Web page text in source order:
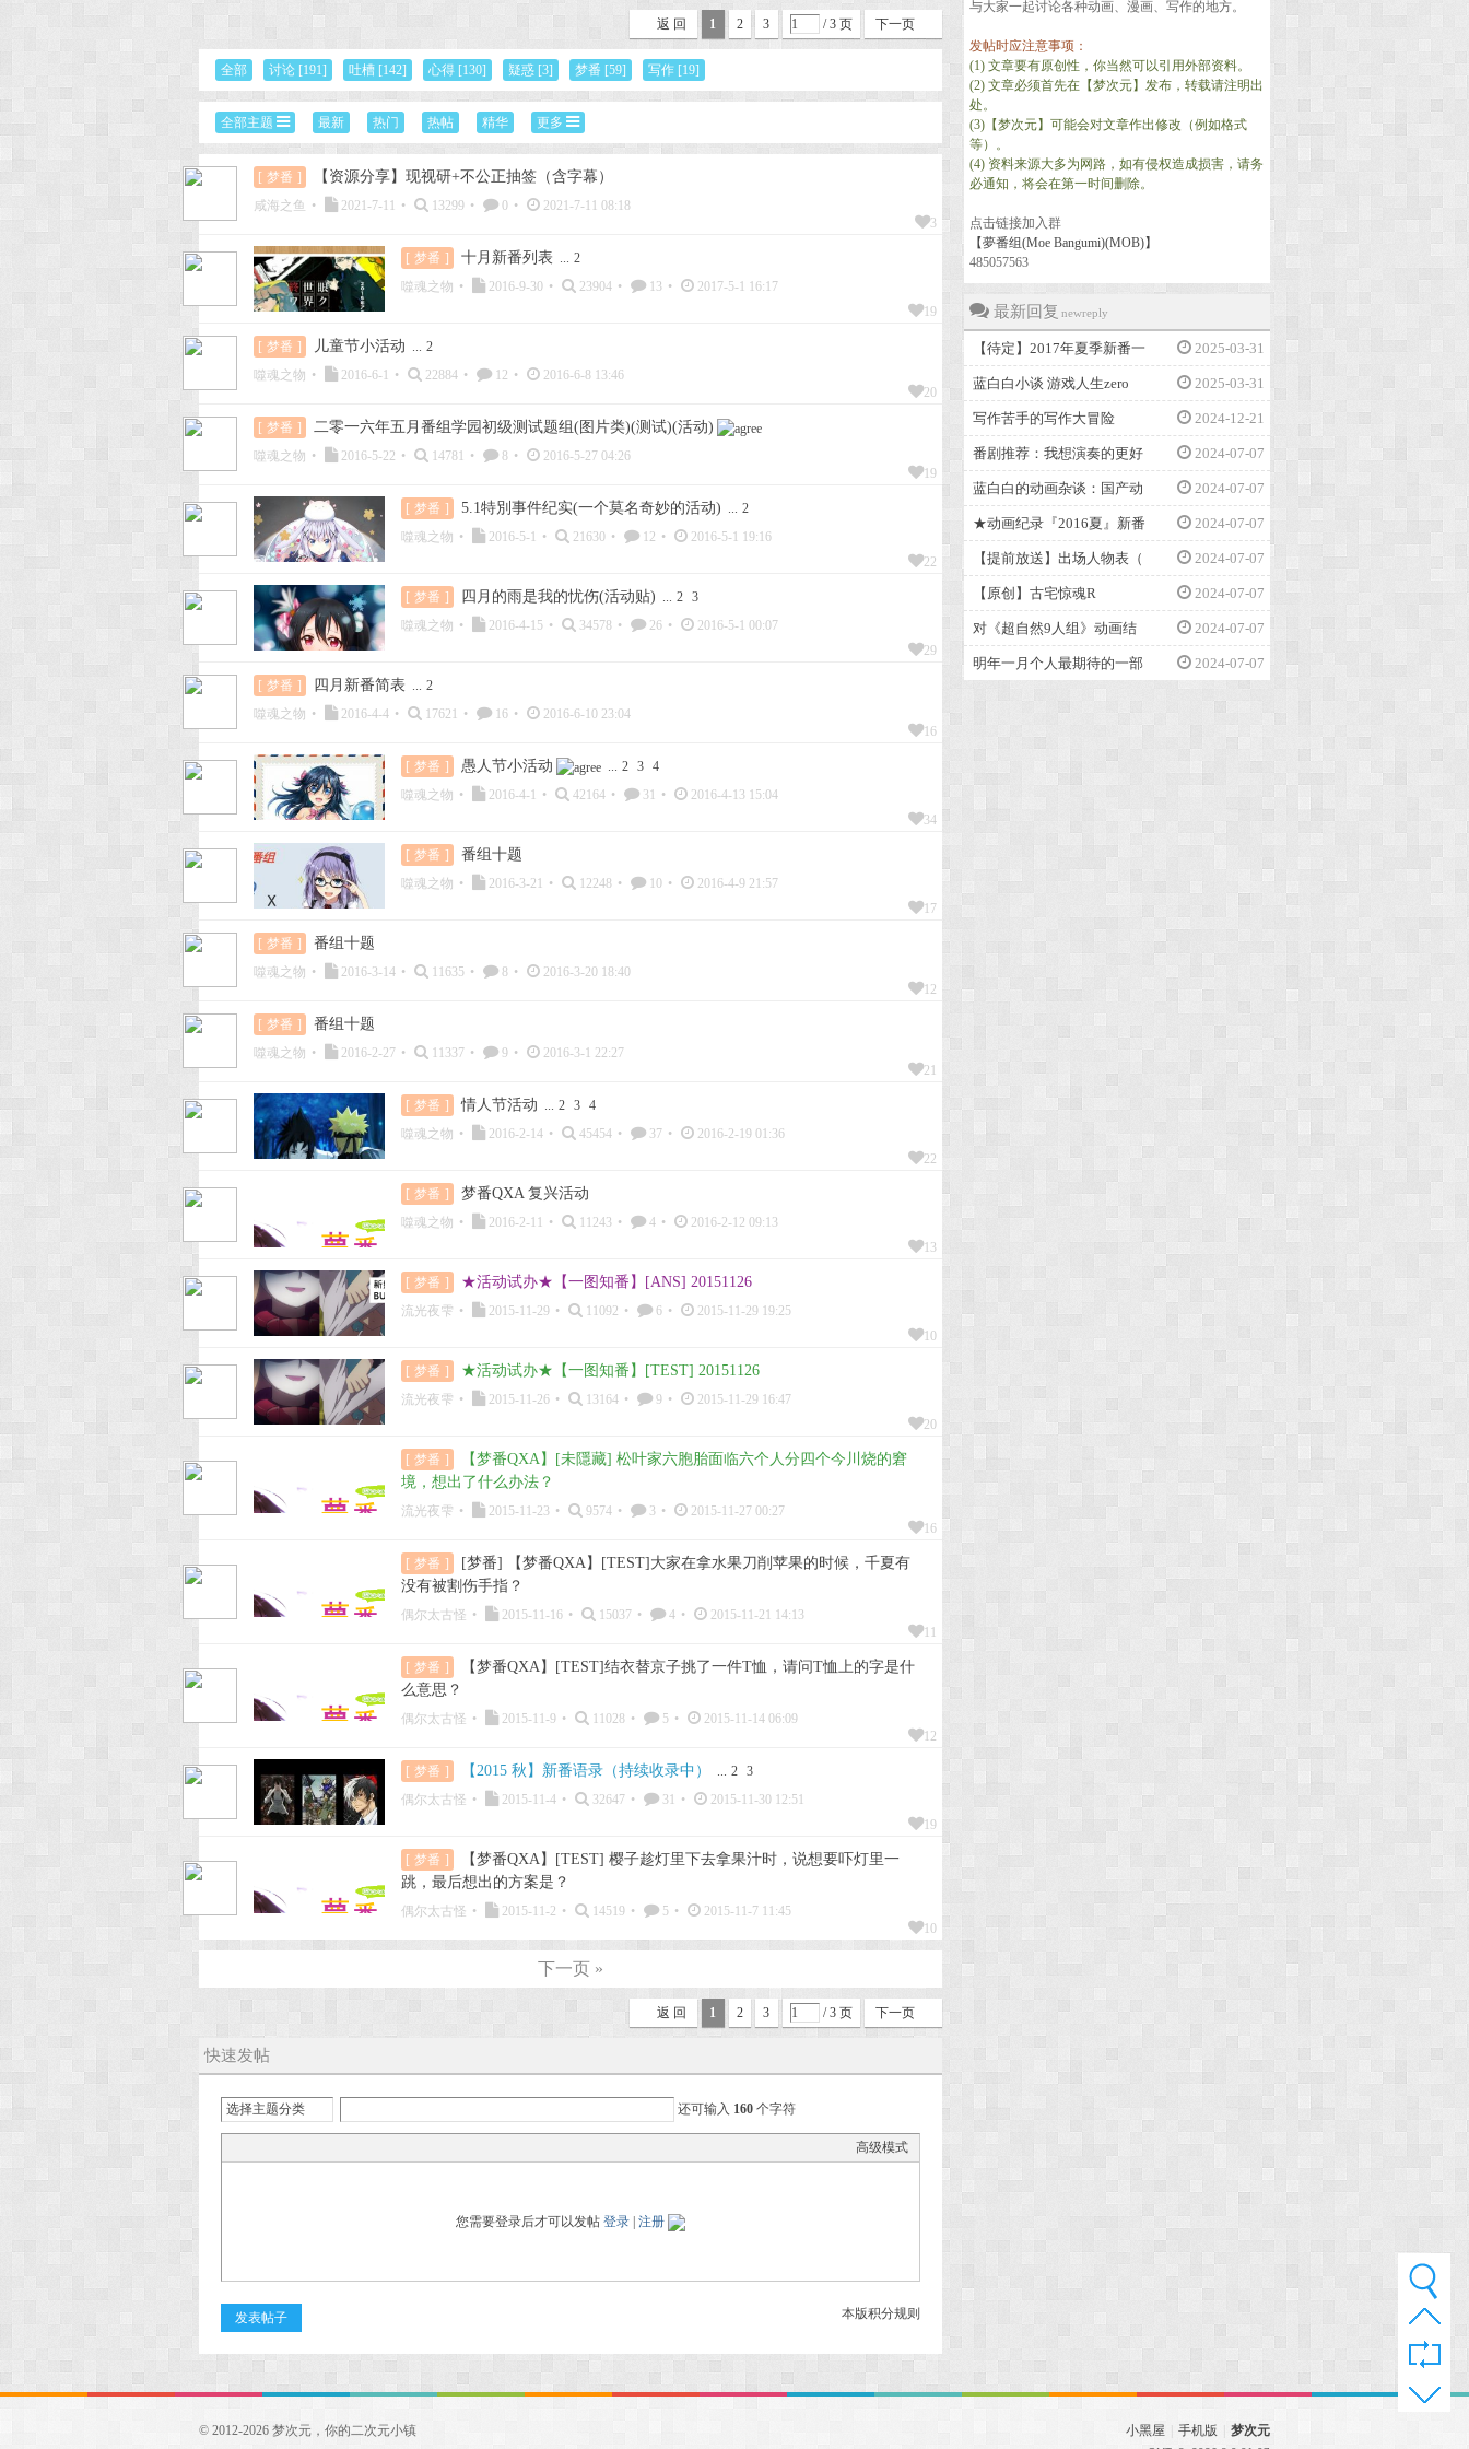
1 2 3 / 3 页 下一页
返 回
全部 讨论 [191] 吐槽 [142] 心得 [130] 疑惑 [3] 梦番 [59] 写作 [19]
全部主题 最新 热门 热帖 精华 更多
[ 梦番 ] 【资源分享】现视研+不公正抽签（含字幕）
咸海之鱼 • 2021-7-11 • 13299 • 0 •
2021-7-11 08:18
3
[ 梦番 ] 十月新番列表 ... 2
噬魂之物 • 2016-9-30 • 23904 • 13 •
2017-5-1 16:17
19
[ 梦番 ] 儿童节小活动 ... 2
噬魂之物 • 2016-6-1 • 22884 • 12 •
2016-6-8 13:46
20
[ 梦番 ] 二零一六年五月番组学园初级测试题组(图片类)(测试)(活动)
噬魂之物 • 2016-5-22 • 14781 • 8 •
2016-5-27 04:26
19
[ 梦番 ] 5.1特別事件纪实(一个莫名奇妙的活动) ... 2
噬魂之物 • 2016-5-1 • 21630 • 12 •
2016-5-1 19:16
22
[ 梦番 ] 四月的雨是我的忧伤(活动贴) ... 2 3
噬魂之物 • 2016-4-15 • 34578 • 26 •
2016-5-1 00:07
29
[ 梦番 ] 四月新番简表 ... 2
噬魂之物 • 2016-4-4 • 17621 • 16 •
2016-6-10 23:04
16
[ 梦番 ] 愚人节小活动 ... 2 3 4
噬魂之物 • 2016-4-1 • 42164 • 31 •
2016-4-13 15:04
34
[ 梦番 ] 番组十题
噬魂之物 • 2016-3-21 • 12248 • 10 •
2016-4-9 21:57
17
[ 梦番 ] 番组十题
噬魂之物 • 2016-3-14 • 11635 • 8 •
2016-3-20 18:40
12
[ 梦番 ] 番组十题
噬魂之物 • 2016-2-27 • 11337 • 9 •
2016-3-1 22:27
21
[ 梦番 ] 情人节活动 ... 2 3 4
噬魂之物 • 2016-2-14 • 45454 • 37 •
2016-2-19 01:36
22
[ 梦番 ] 梦番QXA 复兴活动
噬魂之物 • 2016-2-11 • 11243 • 4 •
2016-2-12 09:13
13
[ 梦番 ] ★活动试办★【一图知番】[ANS] 20151126
流光夜雫 • 2015-11-29 • 11092 • 6 •
2015-11-29 19:25
10
[ 梦番 ] ★活动试办★【一图知番】[TEST] 20151126
流光夜雫 • 2015-11-26 • 13164 • 9 •
2015-11-29 16:47
20
[ 梦番 ]
【梦番QXA】[未隱藏] 松叶家六胞胎面临六个人分四个今川烧的窘
境，想出了什么办法？
流光夜雫 • 2015-11-23 • 9574 • 3 •
2015-11-27 00:27
16
[ 梦番 ]
[梦番] 【梦番QXA】[TEST]大家在拿水果刀削苹果的时候，千夏有
没有被割伤手指？
偶尔太古怪 • 2015-11-16 • 15037 • 4 •
2015-11-21 14:13
11
[ 梦番 ]
【梦番QXA】[TEST]结衣替京子挑了一件T恤，请问T恤上的字是什
么意思？
偶尔太古怪 • 2015-11-9 • 11028 • 5 •
2015-11-14 06:09
12
[ 梦番 ] 【2015 秋】新番语录（持续收录中） ... 2 3
偶尔太古怪 • 2015-11-4 • 32647 • 31 •
2015-11-30 12:51
19
[ 梦番 ]
【梦番QXA】[TEST] 樱子趁灯里下去拿果汁时，说想要吓灯里一
跳，最后想出的方案是？
偶尔太古怪 • 2015-11-2 • 14519 • 5 •
2015-11-7 11:45
10
下一页 »
1 2 3 / 3 页 下一页
返 回
快速发帖
选择主题分类 还可输入 160 个字符
高级模式
您需要登录后才可以发帖 登录 注册
本版积分规则
发表帖子
与大家一起讨论各种动画、漫画、写作的地方。
发帖时应注意事项：
(1) 文章要有原创性，你当然可以引用外部资料。
(2) 文章必须首先在【梦次元】发布，转载请注明出
处。
(3)【梦次元】可能会对文章作出修改（例如格式
等）。
(4) 资料来源大多为网路，如有侵权造成损害，请务
必通知，将会在第一时间删除。
点击链接加入群
【夢番组(Moe Bangumi)(MOB)】
485057563
最新回复 newreply
【待定】2017年夏季新番一 2025-03-31
蓝白白小谈 游戏人生zero 2025-03-31
写作苦手的写作大冒险 2024-12-21
番剧推荐：我想演奏的更好 2024-07-07
蓝白白的动画杂谈：国产动 2024-07-07
★动画纪录『2016夏』新番 2024-07-07
【提前放送】出场人物表（ 2024-07-07
【原创】古宅惊魂R 2024-07-07
对《超自然9人组》动画结 2024-07-07
明年一月个人最期待的一部 2024-07-07
小黑屋 手机版 梦次元
© 2012-2026 梦次元，你的二次元小镇